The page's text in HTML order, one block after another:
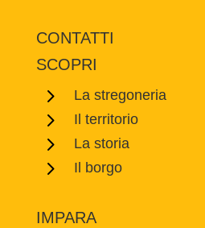
CONTATTI
SCOPRI
5 La stregoneria
5 Il territorio
5 La storia
5 Il borgo
IMPARA